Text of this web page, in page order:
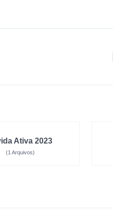
Ativa 2023
(1 Arquivos)